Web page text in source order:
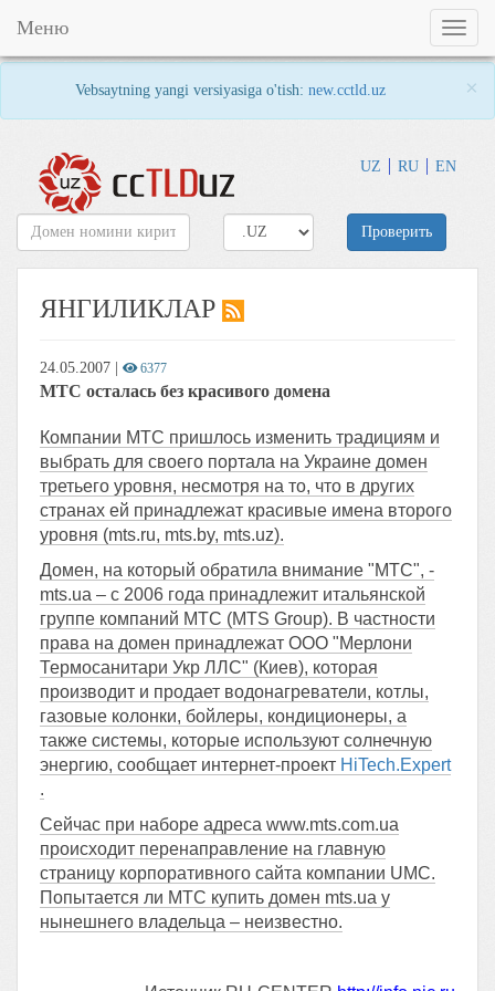
Vebsaytning yangi versiyasiga o'tish: new.cctld.uz ×
UZ RU EN
Toggle
Меню
Проверить
ЯНГИЛИКЛАР
24.05.2007 6377
МТС осталась без красивого домена
Компании МТС пришлось изменить традициям и
выбрать для своего портала на Украине домен
третьего уровня, несмотря на то, что в других
странах ей принадлежат красивые имена второго
уровня (mts.ru, mts.by, mts.uz).
Домен, на который обратила внимание "МТС", -
mts.ua – с 2006 года принадлежит итальянской
группе компаний МТС (MTS Group). В частности
права на домен принадлежат ООО "Мерлони
Термосанитари Укр ЛЛС" (Киев), которая
производит и продает водонагреватели, котлы,
газовые колонки, бойлеры, кондиционеры, а
также системы, которые используют солнечную
энергию, сообщает интернет-проект HiTech.Expert
.
Сейчас при наборе адреса www.mts.com.ua
происходит перенаправление на главную
страницу корпоративного сайта компании UMC.
Попытается ли МТС купить домен mts.ua у
нынешнего владельца – неизвестно.